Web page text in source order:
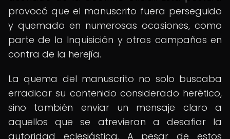
provocó que el manuscrito fuera perseguido
y quemado en numerosas ocasiones, como
parte de la Inquisición y otras campañas en
contra de la herejía.
La quema del manuscrito no solo buscaba
erradicar su contenido considerado herético,
sino también enviar un mensaje claro a
aquellos que se atrevieran a desafiar la
autoridad eclesiástica. A pesar de estos